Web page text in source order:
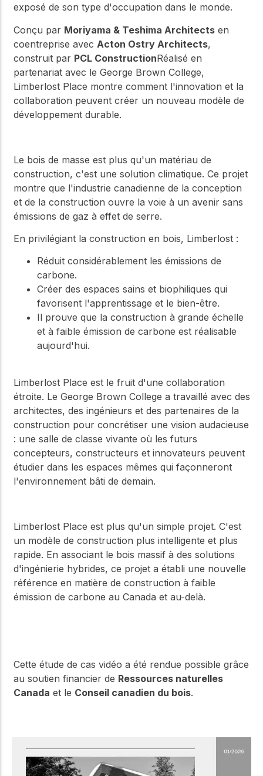
exposé de son type d'occupation dans le monde.
Conçu par Moriyama & Teshima Architects en
coentreprise avec Acton Ostry Architects,
construit par PCL ConstructionRéalisé en
partenariat avec le George Brown College,
Limberlost Place montre comment l'innovation et la
collaboration peuvent créer un nouveau modèle de
développement durable.
Le bois de masse est plus qu'un matériau de
construction, c'est une solution climatique. Ce projet
montre que l'industrie canadienne de la conception
et de la construction ouvre la voie à un avenir sans
émissions de gaz à effet de serre.
En privilégiant la construction en bois, Limberlost :
Réduit considérablement les émissions de
carbone.
Créer des espaces sains et biophiliques qui
favorisent l'apprentissage et le bien-être.
Il prouve que la construction à grande échelle
et à faible émission de carbone est réalisable
aujourd'hui.
Limberlost Place est le fruit d'une collaboration
étroite. Le George Brown College a travaillé avec des
architectes, des ingénieurs et des partenaires de la
construction pour concrétiser une vision audacieuse
: une salle de classe vivante où les futurs
concepteurs, constructeurs et innovateurs peuvent
étudier dans les espaces mêmes qui façonneront
l'environnement bâti de demain.
Limberlost Place est plus qu'un simple projet. C'est
un modèle de construction plus intelligente et plus
rapide. En associant le bois massif à des solutions
d'ingénierie hybrides, ce projet a établi une nouvelle
référence en matière de construction à faible
émission de carbone au Canada et au-delà.
Cette étude de cas vidéo a été rendue possible grâce
au soutien financier de Ressources naturelles
Canada et le Conseil canadien du bois.